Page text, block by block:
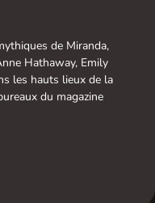
de Miranda,
Hathaway, Emily
les hauts lieux de la
du magazine